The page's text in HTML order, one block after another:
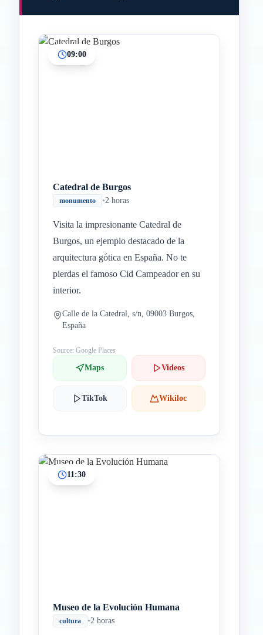
09:00
Catedral de Burgos
monumento •2 horas
Visita la impresionante Catedral de
Burgos, un ejemplo destacado de la
arquitectura gótica en España. No te
pierdas el famoso Cid Campeador en su
interior.
Calle de la Catedral, s/n, 09003 Burgos,
España
Source: Google Places
Maps Videos
TikTok Wikiloc
11:30
Museo de la Evolución Humana
cultura •2 horas